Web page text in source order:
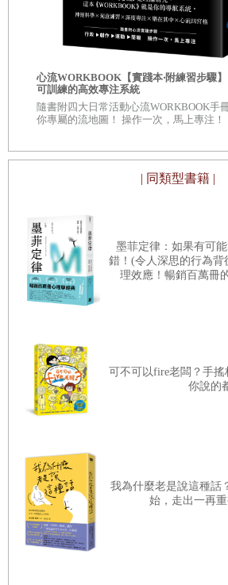
夠得到好的結果，這個道理可以驗證到
動員需要強韌的心智，希望讀者可以從
信自己的能力，不要輕言放棄。
【內文摘錄】
1. 導論
一九七六年奧運會，羅馬尼亞體操
毫無瑕疵，評審別無選擇，只能破天荒
一刻讓她站穩了體壇神話的不朽地位
驅策著這副嬌小身軀的鋼鐵意志。
告訴我，「你的一切成就和努力都裝進
後當你站在台上，你得全神貫注，從
的全套動作。奧運是體操界的終極盛事
是一場心理戰，因為每隔四年才舉辦一
分鐘時間，你必須在那特定時刻處於最
心流WORKBOOK【實踐本‧附練習步驟
可訓練的高效專注系統
隨書附四大日常活動心流WORKBOOK手
你專屬的流地圖！ 操作一次，馬上專注！
| 同類型書籍 |
墨菲定律：如果有可
錯！(令人深思的行為
理效應！暢銷百萬冊
可不可以fire老闆？手
你說的
我為什麼老是說這種話
始，走出一再